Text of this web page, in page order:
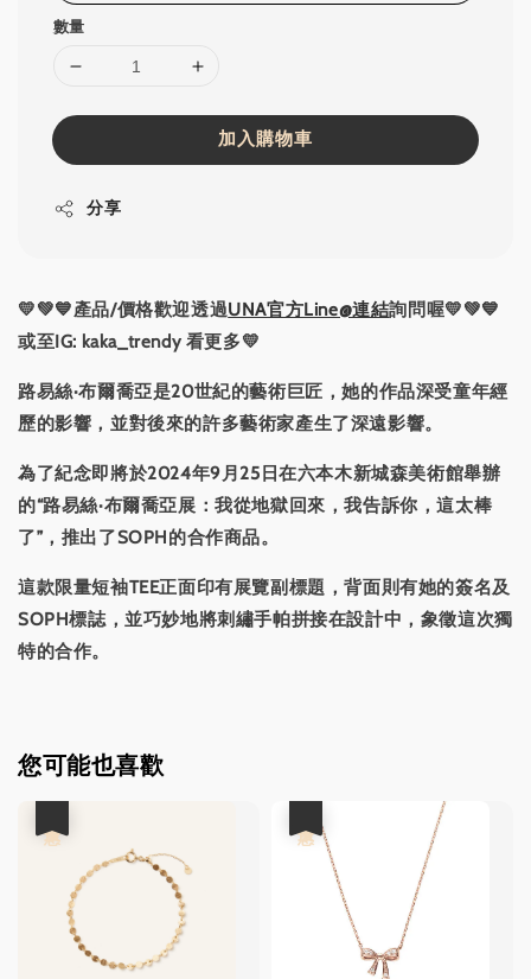
數量
加入購物車
分享
💛💚💙產品/價格歡迎透過UNA官方Line@連結詢問喔💛💚💙
或至IG: kaka_trendy 看更多💛
路易絲·布爾喬亞是20世紀的藝術巨匠，她的作品深受童年經
歷的影響，並對後來的許多藝術家產生了深遠影響。
為了紀念即將於2024年9月25日在六本木新城森美術館舉辦
的“路易絲·布爾喬亞展：我從地獄回來，我告訴你，這太棒
了”，推出了SOPH的合作商品。
這款限量短袖TEE正面印有展覽副標題，背面則有她的簽名及
SOPH標誌，並巧妙地將刺繡手帕拼接在設計中，象徵這次獨
特的合作。
您可能也喜歡